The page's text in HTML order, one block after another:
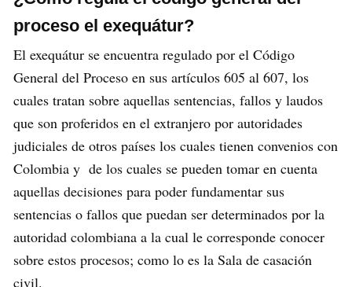
proceso el exequátur?
El exequátur se encuentra regulado por el Código
General del Proceso en sus artículos 605 al 607, los
cuales tratan sobre aquellas sentencias, fallos y laudos
que son proferidos en el extranjero por autoridades
judiciales de otros países los cuales tienen convenios con
Colombia y de los cuales se pueden tomar en cuenta
aquellas decisiones para poder fundamentar sus
sentencias o fallos que puedan ser determinados por la
autoridad colombiana a la cual le corresponde conocer
sobre estos procesos; como lo es la Sala de casación
civil.